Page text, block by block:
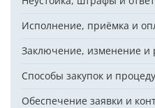
Исполнение, приёмка и
Заключение, изменение и
Способы закупок и
Обеспечение заявки и